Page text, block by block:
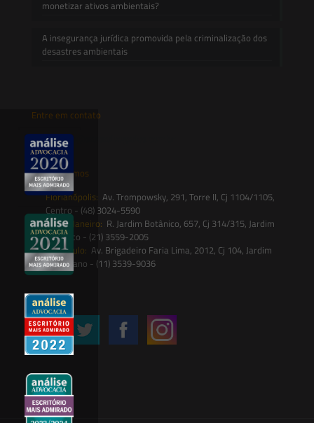
monetizar ativos ambientais?
A insegurança jurídica promovida pela criminalização dos
desastres ambientais
Entre em contato
contato@saesadvogados.com.br
Onde estamos
Florianópolis: Av. Trompowsky, 291, Torre II, Cj 1104/1105,
Centro - (48) 3024-5590
Rio de Janeiro: R. Jardim Botânico, 657, Cj 314/315, Jardim
Botânico - (21) 3559-2005
São Paulo: Av. Brigadeiro Faria Lima, 2012, Cj 104, Jardim
Paulistano - (11) 3539-9036
Siga-nos